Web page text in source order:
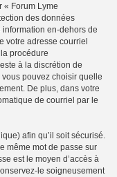
« Forum Lyme
des données
en-dehors de
votre adresse courriel
procédure
à la discrétion de
pouvez choisir quelle
De plus, dans votre
de courriel par le
afin qu’il soit sécurisé.
même mot de passe sur
est le moyen d’accès à
le soigneusement